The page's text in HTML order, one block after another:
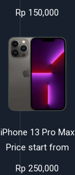
Rp 150,000
iPhone 13 Pro Max
Price start from
Rp 250,000